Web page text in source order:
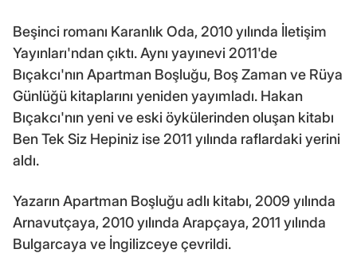
Beşinci romanı Karanlık Oda, 2010 yılında İletişim
Yayınları'ndan çıktı. Aynı yayınevi 2011'de
Bıçakcı'nın Apartman Boşluğu, Boş Zaman ve Rüya
Günlüğü kitaplarını yeniden yayımladı. Hakan
Bıçakcı'nın yeni ve eski öykülerinden oluşan kitabı
Ben Tek Siz Hepiniz ise 2011 yılında raflardaki yerini
aldı.
Yazarın Apartman Boşluğu adlı kitabı, 2009 yılında
Arnavutçaya, 2010 yılında Arapçaya, 2011 yılında
Bulgarcaya ve İngilizceye çevrildi.